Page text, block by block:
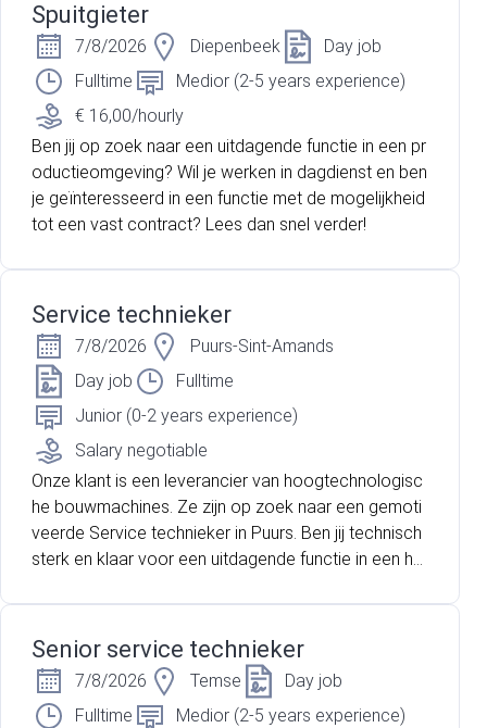
Spuitgieter
7/8/2026 Diepenbeek
Day job
Fulltime
Medior (2-5 years experience)
€ 16,00/hourly
Ben jij op zoek naar een uitdagende functie in een pr
oductieomgeving? Wil je werken in dagdienst en ben
je geïnteresseerd in een functie met de mogelijkheid
tot een vast contract? Lees dan snel verder!
Service technieker
7/8/2026
Puurs-Sint-Amands
Day job
Fulltime
Junior (0-2 years experience)
Salary negotiable
Onze klant is een leverancier van hoogtechnologisc
he bouwmachines. Ze zijn op zoek naar een gemoti
veerde Service technieker in Puurs. Ben jij technisch
sterk en klaar voor een uitdagende functie in een he
Senior service technieker
7/8/2026 Temse
Day job
Fulltime
Medior (2-5 years experience)